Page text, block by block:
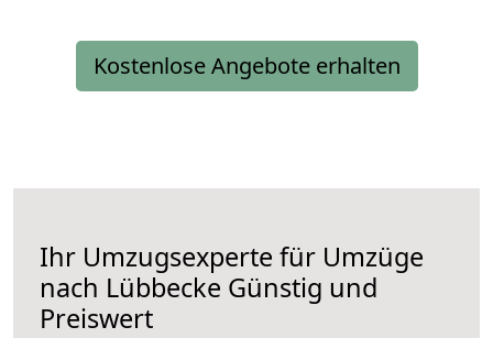
Kostenlose Angebote erhalten
Ihr Umzugsexperte für Umzüge
nach Lübbecke Günstig und
Preiswert